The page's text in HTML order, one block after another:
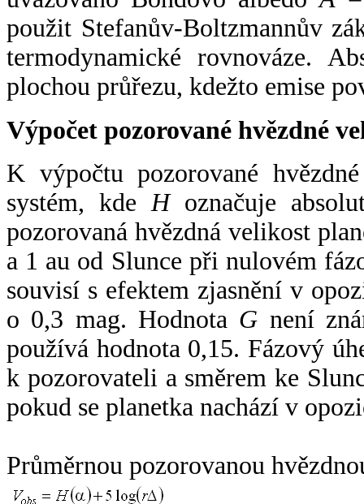
použit Stefanův-Boltzmannův
termodynamické rovnováze.
plochou průřezu, kdežto emise
Výpočet pozorované hvězdné
K výpočtu pozorované
systém, kde Hoznačuje
pozorovaná hvězdná velikost
a 1 au od Slunce při nulovém
souvisí s efektem zjasnění v
o 0,3 mag. Hodnota G není
používá hodnota 0,15. Fázový
k pozorovateli a směrem ke
pokud se planetka nachází v
Průměrnou pozorovanou